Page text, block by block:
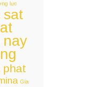
lực
sat
nay
phat
Gia